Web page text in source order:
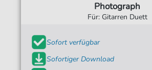
Photograph
Für: Gitarren Duett
Sofort verfügbar
Sofortiger Download